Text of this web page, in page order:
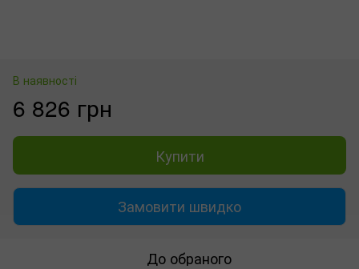
В наявності
6 826 грн
Купити
Замовити швидко
До обраного